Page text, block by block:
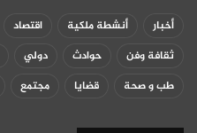
أخبار أنشطة ملكية اقتصاد
ثقافة وفن
حوادث دولي
طب و صحة
قضايا مجتمع